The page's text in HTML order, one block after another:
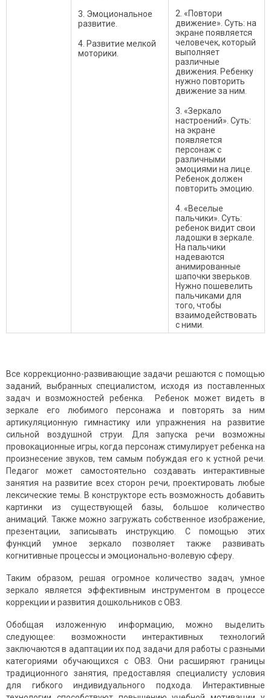
3. Эмоциональное
развитие.
4. Развитие мелкой
моторики.
2. «Повтори
движение». Суть: на
экране появляется
человечек, который
выполняет
различные
движения. Ребенку
нужно повторить
движение за ним.
3. «Зеркало
настроений». Суть:
на экране
появляется
персонаж с
различными
эмоциями на лице.
Ребенок должен
повторить эмоцию.
4. «Веселые
пальчики». Суть:
ребенок видит свои
ладошки в зеркале.
На пальчики
надеваются
анимированные
шапочки зверьков.
Нужно пошевелить
пальчиками для
того, чтобы
взаимодействовать
с ними.
Все коррекционно-развивающие задачи решаются с помощью
заданий, выбранных специалистом, исходя из поставленных
задач и возможностей ребенка. Ребенок может видеть в
зеркале его любимого персонажа и повторять за ним
артикуляционную гимнастику или упражнения на развитие
сильной воздушной струи. Для запуска речи возможны
провокационные игры, когда персонаж стимулирует ребенка на
произнесение звуков, тем самым побуждая его к устной речи.
Педагог может самостоятельно создавать интерактивные
занятия на развитие всех сторон речи, проектировать любые
лексические темы. В конструкторе есть возможность добавить
картинки из существующей базы, большое количество
анимаций. Также можно загружать собственное изображение,
презентации, записывать инструкцию. С помощью этих
функций умное зеркало позволяет также развивать
когнитивные процессы и эмоционально-волевую сферу.
Таким образом, решая огромное количество задач, умное
зеркало является эффективным инструментом в процессе
коррекции и развития дошкольников с ОВЗ.
Обобщая изложенную информацию, можно выделить
следующее: возможности интерактивных технологий
заключаются в адаптации их под задачи для работы с разными
категориями обучающихся с ОВЗ. Они расширяют границы
традиционного занятия, предоставляя специалисту условия
для гибкого индивидуального подхода. Интерактивные